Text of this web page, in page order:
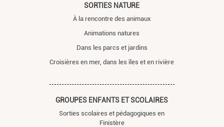
SORTIES NATURE
À la rencontre des animaux
Animations natures
Dans les parcs et jardins
Croisières en mer, dans les îles et en rivière
GROUPES ENFANTS ET SCOLAIRES
Sorties scolaires et pédagogiques en
Finistère